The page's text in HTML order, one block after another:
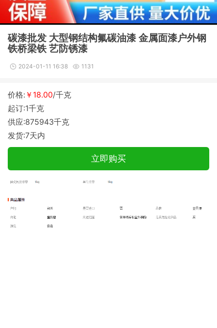
碳漆批发 大型钢结构氟碳油漆 金属面漆户外钢
铁桥梁铁 艺防锈漆
2024-01-11 16:38 1131
价格: ￥18.00/千克
起订:1千克
供应:875943千克
发货:7天内
立即购买